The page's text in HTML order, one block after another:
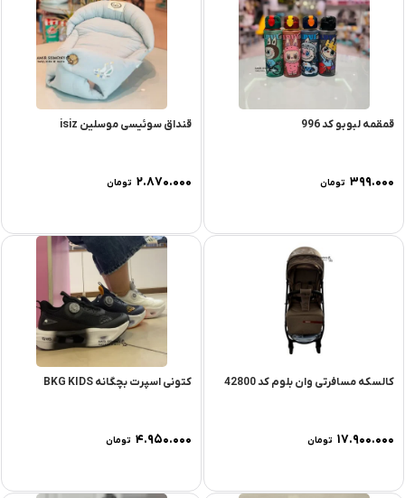
قمقمه لبوبو کد 996
۳۹۹.۰۰۰ تومان
قنداق سوئیسی موسلین isiz
۲.۸۷۰.۰۰۰ تومان
کالسکه مسافرتی وان بلوم کد 42800
۱۷.۹۰۰.۰۰۰ تومان
کتونی اسپرت بچگانه BKG KIDS
۴.۹۵۰.۰۰۰ تومان